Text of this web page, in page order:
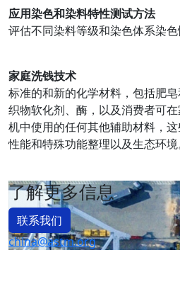
应用染色和染料特性测试方法
评估不同染料等级和染色体系染
家庭洗钱技术
标准的和新的化学材料，包括肥
织物软化剂、酶，以及消费者可
机中使用的任何其他辅助材料，这
性能和特殊功能整理以及生态环境
了解更多信息
联系我们
china@astm.org